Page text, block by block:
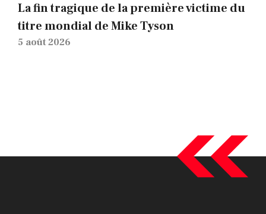
La fin tragique de la première victime du
titre mondial de Mike Tyson
5 août 2026